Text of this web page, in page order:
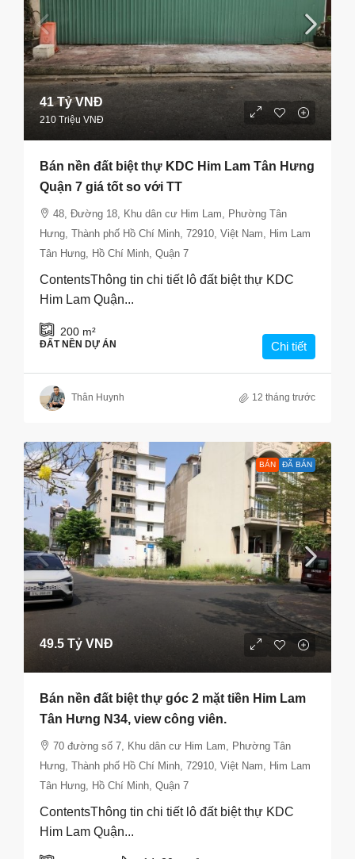
41 Tỷ VNĐ
210 Triệu VNĐ
Bán nền đất biệt thự KDC Him Lam Tân Hưng
Quận 7 giá tốt so với TT
48, Đường 18, Khu dân cư Him Lam, Phường Tân
Hưng, Thành phố Hồ Chí Minh, 72910, Việt Nam, Him Lam
Tân Hưng, Hồ Chí Minh, Quận 7
ContentsThông tin chi tiết lô đất biệt thự KDC
Him Lam Quận...
200 m²
ĐẤT NỀN DỰ ÁN Chi tiết
Thân Huynh 12 tháng trước
BÁN ĐÃ BÁN
49.5 Tỷ VNĐ
Bán nền đất biệt thự góc 2 mặt tiền Him Lam
Tân Hưng N34, view công viên.
70 đường số 7, Khu dân cư Him Lam, Phường Tân
Hưng, Thành phố Hồ Chí Minh, 72910, Việt Nam, Him Lam
Tân Hưng, Hồ Chí Minh, Quận 7
ContentsThông tin chi tiết lô đất biệt thự KDC
Him Lam Quận...